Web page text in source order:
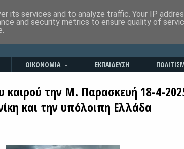
ΟΙΚΟΝΟΜΙΑ ΕΚΠΑΙΔΕΥΣΗ
καιρού την Μ. Παρασκευή 18-4-
και την υπόλοιπη Ελλάδα
its services and to analyze traffic. Your IP
and security metrics to ensure quality of